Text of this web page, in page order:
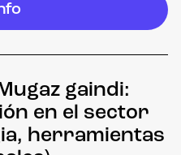
gaindi:
en el sector
herramientas